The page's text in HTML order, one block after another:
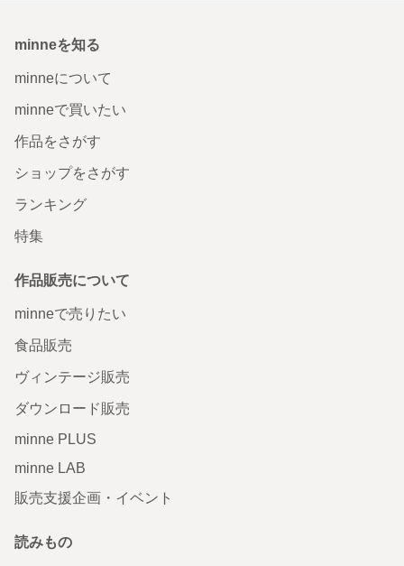
minneを知る
minneについて
minneで買いたい
作品をさがす
ショップをさがす
ランキング
特集
作品販売について
minneで売りたい
食品販売
ヴィンテージ販売
ダウンロード販売
minne PLUS
minne LAB
販売支援企画・イベント
読みもの